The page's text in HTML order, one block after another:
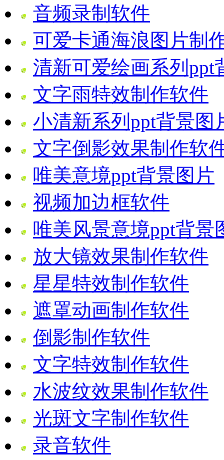
音频录制软件
可爱卡通海浪图片制
清新可爱绘画系列ppt
文字雨特效制作软件
小清新系列ppt背景图
文字倒影效果制作软
唯美意境ppt背景图片
视频加边框软件
唯美风景意境ppt背景
放大镜效果制作软件
星星特效制作软件
遮罩动画制作软件
倒影制作软件
文字特效制作软件
水波纹效果制作软件
光斑文字制作软件
录音软件